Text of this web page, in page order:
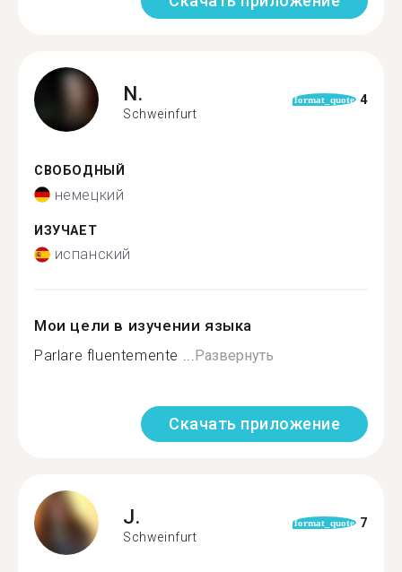
N.
Schweinfurt
format_quote 4
СВОБОДНЫЙ
немецкий
ИЗУЧАЕТ
испанский
Мои цели в изучении языка
Parlare fluentemente ...Развернуть
Скачать приложение
J.
Schweinfurt
format_quote 7